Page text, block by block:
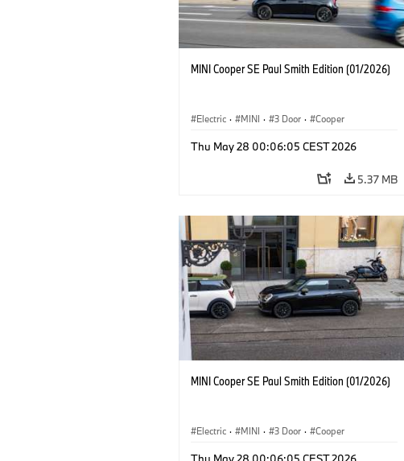
MINI Cooper SE Paul Smith Edition (01/2026)
Electric · MINI · 3 Door · Cooper
Thu May 28 00:06:05 CEST 2026
5.37 MB
MINI Cooper SE Paul Smith Edition (01/2026)
Electric · MINI · 3 Door · Cooper